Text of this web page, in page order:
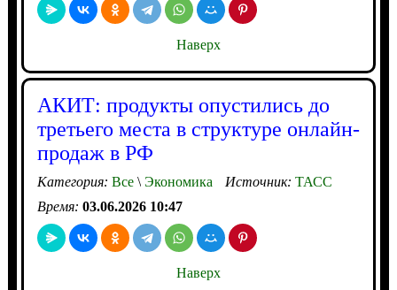
Наверх
АКИТ: продукты опустились до
третьего места в структуре онлайн-
продаж в РФ
Категория: Все\Экономика Источник: ТАСС
Время: 03.06.2026 10:47
Наверх